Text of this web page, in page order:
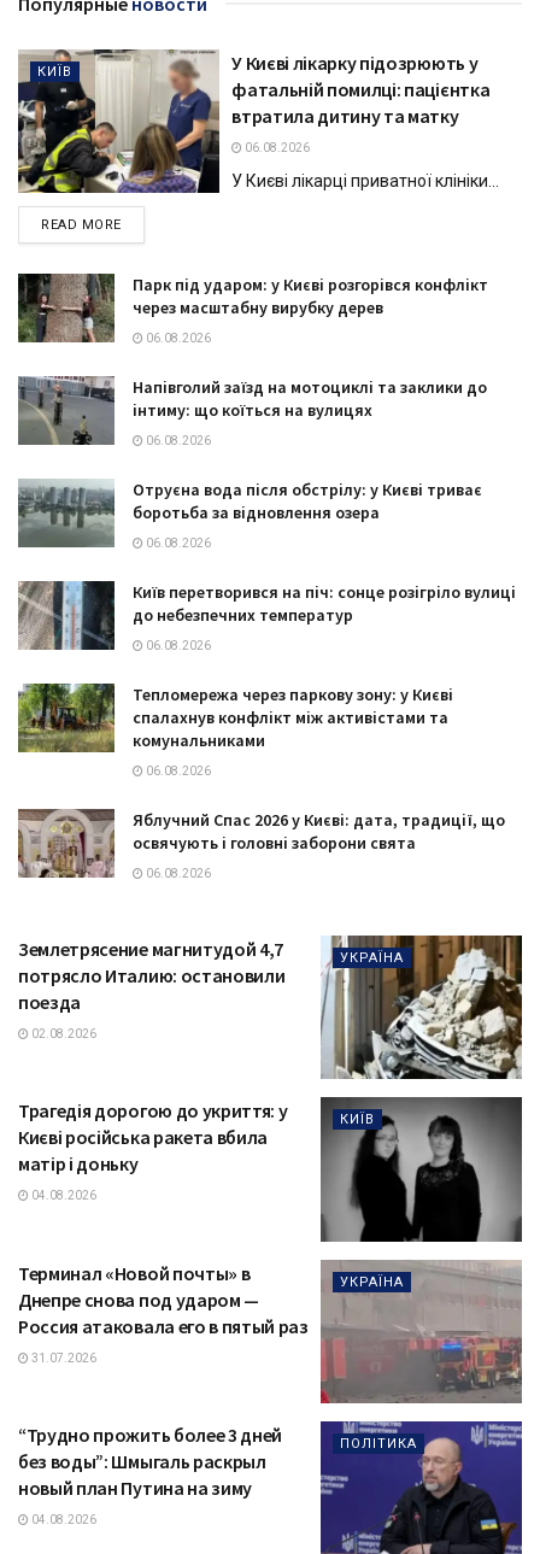
КИЇВ
У Києві лікарку підозрюють у
фатальній помилці: пацієнтка
втратила дитину та матку
06.08.2026
У Києві лікарці приватної клініки...
READ MOREDETAILS
Парк під ударом: у Києві розгорівся конфлікт
через масштабну вирубку дерев
06.08.2026
Напівголий заїзд на мотоциклі та заклики до
інтиму: що коїться на вулицях
06.08.2026
Отруєна вода після обстрілу: у Києві триває
боротьба за відновлення озера
06.08.2026
Київ перетворився на піч: сонце розігріло вулиці
до небезпечних температур
06.08.2026
Тепломережа через паркову зону: у Києві
спалахнув конфлікт між активістами та
комунальниками
06.08.2026
Яблучний Спас 2026 у Києві: дата, традиції, що
освячують і головні заборони свята
06.08.2026
УКРАЇНА
Землетрясение магнитудой 4,7
потрясло Италию: остановили
поезда
02.08.2026
КИЇВ
Трагедія дорогою до укриття: у
Києві російська ракета вбила
матір і доньку
04.08.2026
УКРАЇНА
Терминал «Новой почты» в
Днепре снова под ударом —
Россия атаковала его в пятый раз
31.07.2026
ПОЛІТИКА
“Трудно прожить более 3 дней
без воды”: Шмыгаль раскрыл
новый план Путина на зиму
04.08.2026